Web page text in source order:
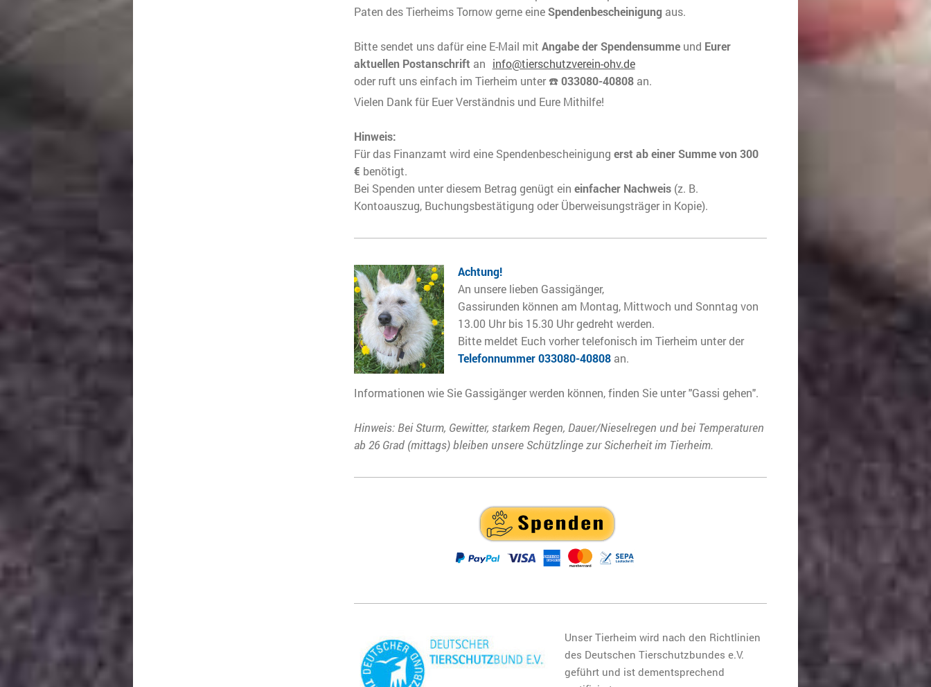
Paten des Tierheims Tornow gerne eineSpendenbescheinigung aus.
Bitte sendet uns dafür eine E-Mail mit Angabe der Spendensummeund Eurer
aktuellen Postanschrift an info@tierschutzverein-ohv.de
oder ruft uns einfach im Tierheim unter ☎️033080-40808an.
Vielen Dank für Euer Verständnis und Eure Mithilfe!
Hinweis:
Für das Finanzamt wird eine Spendenbescheinigung erst ab einer Summe von 300
€ benötigt.
Bei Spenden unter diesem Betrag genügt ein einfacher Nachweis(z. B.
Kontoauszug, Buchungsbestätigung oder Überweisungsträger in Kopie).
Achtung!
An unsere lieben Gassigänger,
Gassirunden können am Montag, Mittwoch und Sonntag von
13.00 Uhr bis 15.30 Uhr gedreht werden.
Bitte meldet Euch vorher telefonisch im Tierheim unter der
Telefonnummer 033080-40808an.
Informationen wie Sie Gassigänger werden können, finden Sie unter "Gassi gehen".
Hinweis: Bei Sturm, Gewitter, starkem Regen, Dauer/Nieselregen und bei Temperaturen
ab 26 Grad (mittags) bleiben unsere Schützlinge zur Sicherheit im Tierheim.
Unser Tierheim wird nach den Richtlinien
des Deutschen Tierschutzbundes e.V.
geführt und ist dementsprechend